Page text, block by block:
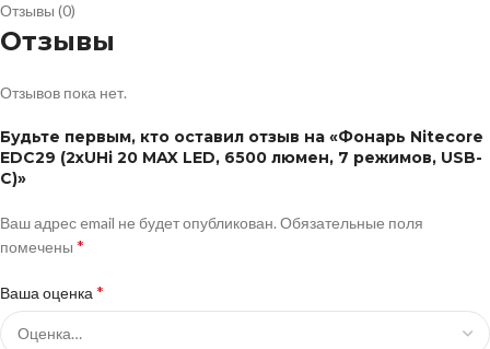
Отзывы (0)
Отзывы
Отзывов пока нет.
Будьте первым, кто оставил отзыв на «Фонарь Nitecore
EDC29 (2xUHi 20 MAX LED, 6500 люмен, 7 режимов, USB-
C)»
Ваш адрес email не будет опубликован. Обязательные поля
помечены *
Ваша оценка *